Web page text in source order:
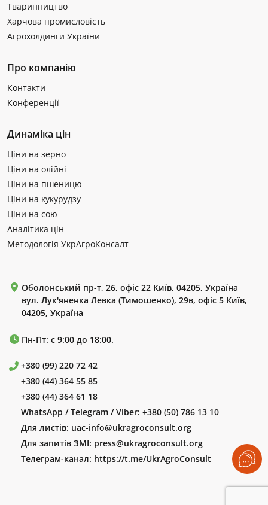
Тваринництво
Харчова промисловість
Агрохолдинги України
Про компанію
Контакти
Конференції
Динаміка цін
Ціни на зерно
Ціни на олійні
Ціни на пшеницю
Ціни на кукурудзу
Ціни на сою
Аналітика цін
Методологія УкрАгроКонсалт
Оболонський пр-т, 26, офіс 22 Київ, 04205, Україна
вул. Лук'яненка Левка (Тимошенко), 29в, офіс 5 Київ,
04205, Україна
Пн-Пт: с 9:00 до 18:00.
+380 (99) 220 72 42
+380 (44) 364 55 85
+380 (44) 364 61 18
WhatsApp / Telegram / Viber: +380 (50) 786 13 10
Для листів: uac-info@ukragroconsult.org
Для запитів ЗМІ: press@ukragroconsult.org
Телеграм-канал: https://t.me/UkrAgroConsult